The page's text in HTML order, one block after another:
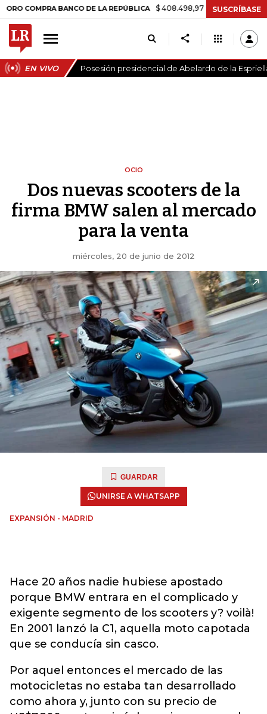
BANCO DE LA REPÚBLICA $ 408.498,97 +$ 8.753,81 +2,19%
SUSCRÍBASE
EN VIVO Posesión presidencial de Abelardo de la
OCIO
Dos nuevas scooters de la
firma BMW salen al mercado
para la venta
miércoles, 20 de junio de 2012
GUARDAR
UNIRSE A WHATSAPP
EXPANSIÓN - MADRID
Hace 20 años nadie hubiese apostado
porque BMW entrara en el complicado y
exigente segmento de los scooters y? voilà!
En 2001 lanzó la C1, aquella moto capotada
que se conducía sin casco.
Por aquel entonces el mercado de las
motocicletas no estaba tan desarrollado
como ahora y, junto con su precio de